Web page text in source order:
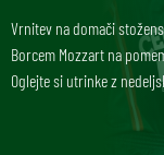
Vrnitev na domači
Borcem Mozzart na
Oglejte si utrinke z